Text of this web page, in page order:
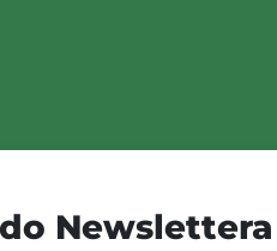
Newslettera